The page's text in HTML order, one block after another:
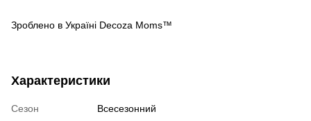
Зроблено в Україні Decoza Moms™
Характеристики
Сезон
Всесезонний